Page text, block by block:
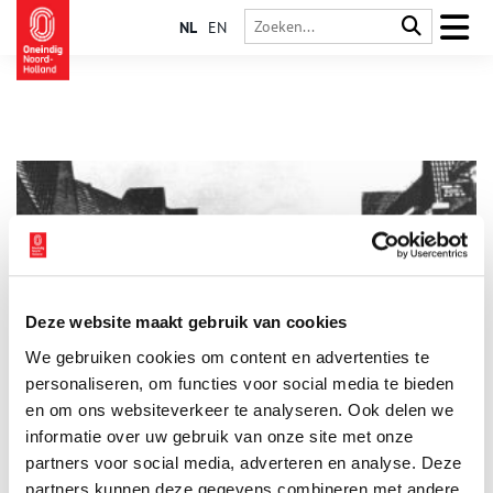
Deze website maakt gebruik van cookies
We gebruiken cookies om content en advertenties te
personaliseren, om functies voor social media te bieden
en om ons websiteverkeer te analyseren. Ook delen we
informatie over uw gebruik van onze site met onze
partners voor social media, adverteren en analyse. Deze
partners kunnen deze gegevens combineren met andere
NL EN
Saultje Rotenberg ging naar de kleuterschool aan de
Ouderkerkerlaan. Samen met zijn moeder drentelde hij van
hun woning aan de Jan Bertsstraat langs de Hartveldseweg, de
Diemerbrug over en ze waren er. Pa en ma Rotenberg waren uit
Polen gekomen. In 1942 woonden ze in Diemen in de Jan
Bertsstraat 14. Op één hoog. De vader van Saultje was
marktkoopman, hij stond op Vlooienburg (het huidige